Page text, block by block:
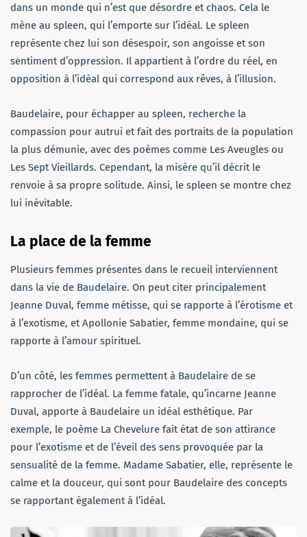
dans un monde qui n’est que désordre et chaos. Cela le
mène au spleen, qui l’emporte sur l’idéal. Le spleen
représente chez lui son désespoir, son angoisse et son
sentiment d’oppression. Il appartient à l’ordre du réel, en
opposition à l’idéal qui correspond aux rêves, à l’illusion.
Baudelaire, pour échapper au spleen, recherche la
compassion pour autrui et fait des portraits de la population
la plus démunie, avec des poèmes comme Les Aveugles ou
Les Sept Vieillards. Cependant, la misère qu’il décrit le
renvoie à sa propre solitude. Ainsi, le spleen se montre chez
lui inévitable.
La place de la femme
Plusieurs femmes présentes dans le recueil interviennent
dans la vie de Baudelaire. On peut citer principalement
Jeanne Duval, femme métisse, qui se rapporte à l’érotisme et
à l’exotisme, et Apollonie Sabatier, femme mondaine, qui se
rapporte à l’amour spirituel.
D’un côté, les femmes permettent à Baudelaire de se
rapprocher de l’idéal. La femme fatale, qu’incarne Jeanne
Duval, apporte à Baudelaire un idéal esthétique. Par
exemple, le poème La Chevelure fait état de son attirance
pour l’exotisme et de l’éveil des sens provoquée par la
sensualité de la femme. Madame Sabatier, elle, représente le
calme et la douceur, qui sont pour Baudelaire des concepts
se rapportant également à l’idéal.